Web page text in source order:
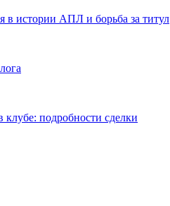
в истории АПЛ и борьба за титул
подробности сделки